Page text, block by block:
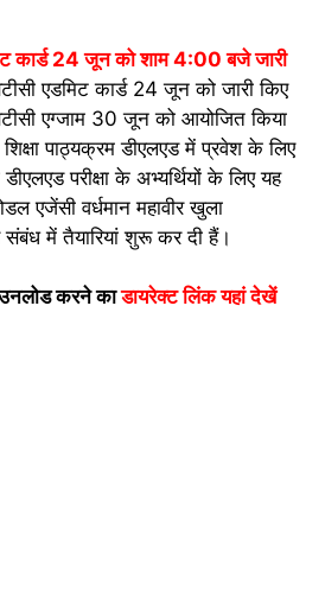
कार्ड 24 जून को शाम 4:00 बजे जारी
एडमिट कार्ड 24 जून को जारी किए
एग्जाम 30 जून को आयोजित किया
शिक्षा पाठ्यक्रम डीएलएड में प्रवेश के लिए
परीक्षा के अभ्यर्थियों के लिए यह
एजेंसी वर्धमान महावीर खुला
संबंध में तैयारियां शुरू कर दी हैं।
करने काडायरेक्ट लिंक यहां देखें